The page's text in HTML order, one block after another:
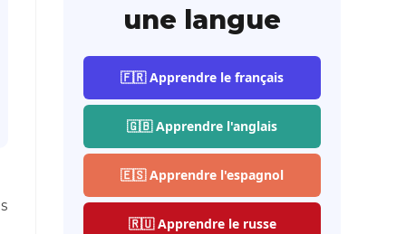
une langue
🇫🇷 Apprendre le français
🇬🇧 Apprendre l'anglais
🇪🇸 Apprendre l'espagnol
🇷🇺 Apprendre le russe